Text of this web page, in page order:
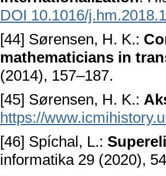
DOI 10.1016/
[44] Sørensen, H. K.:
mathematicians in
(2014), 157–187.
[45] Sørensen, H. K.:
https://
[46] Spíchal, L.:
informatika 29 (2020),